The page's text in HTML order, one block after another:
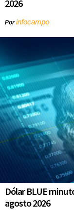
2026
Porinfocampo
Dólar BLUE
agosto 2026